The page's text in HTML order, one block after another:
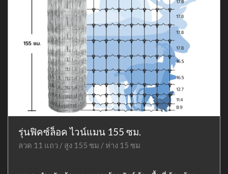
รุ่นฟิคซ์ล็อค ไวน์แมน 155 ซม.
ลวด 11 แถว / สูง 155 ซม / ห่าง 15 ซม